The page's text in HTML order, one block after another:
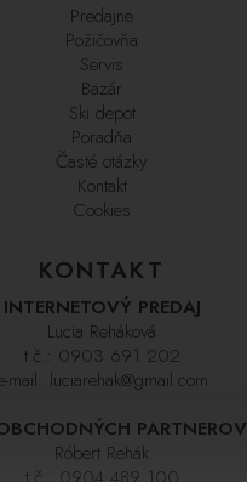
Predajne
Požičovňa
Servis
Bazár
Ski depot
Poradňa
Časté otázky
Kontakt
Cookies
KONTAKT
INTERNETOVÝ PREDAJ
Lucia Reháková
t.č.: 0903 691 202
mail: luciarehak@gmail.com
PARTNEROV
Róbert Rehák